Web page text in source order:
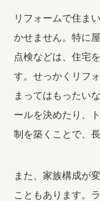
リフォームで住ま
かせません。特に
点検などは、住宅
す。せっかくリフ
まってはもったい
ールを決めたり、
制を築くことで、
また、家族構成が
こともあります。